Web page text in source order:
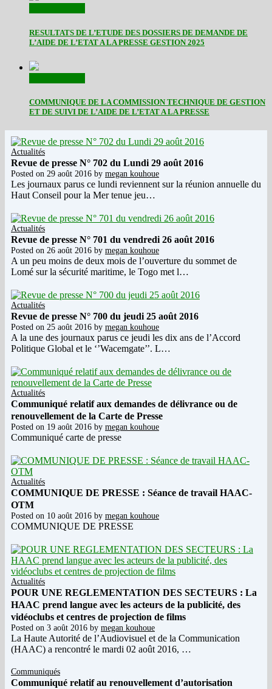
RESULTATS DE L’ETUDE DES DOSSIERS DE DEMANDE DE
L’AIDE DE L’ETAT A LA PRESSE GESTION 2025
COMMUNIQUE DE LA COMMISSION TECHNIQUE DE GESTION
ET DE SUIVI DE L’AIDE DE L’ETAT A LA PRESSE
Actualités
Revue de presse N° 702 du Lundi 29 août 2016
Posted on 29 août 2016 by megan kouhoue
Les journaux parus ce lundi reviennent sur la réunion annuelle du
Haut Conseil pour la Mer tenue jeu…
Actualités
Revue de presse N° 701 du vendredi 26 août 2016
Posted on 26 août 2016 by megan kouhoue
A un peu moins de deux mois de l’ouverture du sommet de
Lomé sur la sécurité maritime, le Togo met l…
Actualités
Revue de presse N° 700 du jeudi 25 août 2016
Posted on 25 août 2016 by megan kouhoue
A la une des journaux parus ce jeudi les dix ans de l’Accord
Politique Global et le ‘’Wacemgate’’. L…
Actualités
Communiqué relatif aux demandes de délivrance ou de
renouvellement de la Carte de Presse
Posted on 19 août 2016 by megan kouhoue
Communiqué carte de presse
Actualités
COMMUNIQUE DE PRESSE : Séance de travail HAAC-
OTM
Posted on 10 août 2016 by megan kouhoue
COMMUNIQUE DE PRESSE
Actualités
POUR UNE REGLEMENTATION DES SECTEURS : La
HAAC prend langue avec les acteurs de la publicité, des
vidéoclubs et centres de projection de films
Posted on 3 août 2016 by megan kouhoue
La Haute Autorité de l’Audiovisuel et de la Communication
(HAAC) a rencontré le mardi 02 août 2016, …
Communiqués
Communiqué relatif au renouvellement d’autorisation